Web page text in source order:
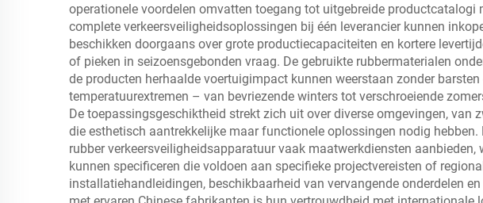
operationele voordelen omvatten toegang tot uitgebreide
complete verkeersveiligheidsoplossingen bij één leverancier kunnen
beschikken doorgaans over grote productiecapaciteiten en kortere
of pieken in seizoensgebonden vraag. De gebruikte rubbermaterialen
de producten herhaalde voertuigimpact kunnen weerstaan zonder
temperatuurextremen – van bevriezende winters tot verschroeiende
De toepassingsgeschiktheid strekt zich uit over diverse omgevingen,
die esthetisch aantrekkelijke maar functionele oplossingen nodig
rubber verkeersveiligheidsapparatuur vaak maatwerkdiensten
kunnen specificeren die voldoen aan specifieke projectvereisten of
installatiehandleidingen, beschikbaarheid van vervangende onderdelen